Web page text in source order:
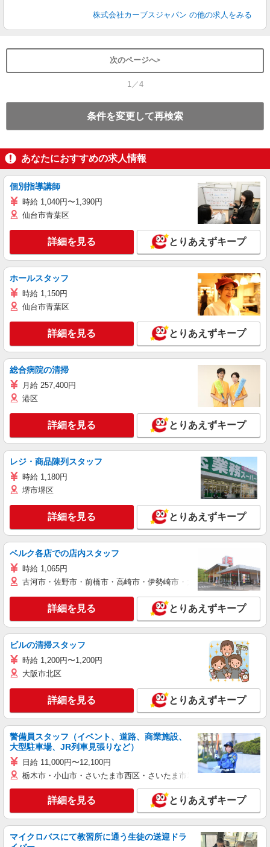
株式会社カーブスジャパン の他の求人をみる
次のページへ
1／4
条件を変更して再検索
あなたにおすすめの求人情報
個別指導講師
時給 1,040円〜1,390円
仙台市青葉区
詳細を見る とりあえずキープ
ホールスタッフ
時給 1,150円
仙台市青葉区
詳細を見る とりあえずキープ
総合病院の清掃
月給 257,400円
港区
詳細を見る とりあえずキープ
レジ・商品陳列スタッフ
時給 1,180円
堺市堺区
詳細を見る とりあえずキープ
ベルク各店での店内スタッフ
時給 1,065円
古河市・佐野市・前橋市・高崎市・伊勢崎市・太田市・館林市・藤
詳細を見る とりあえずキープ
ビルの清掃スタッフ
時給 1,200円〜1,200円
大阪市北区
詳細を見る とりあえずキープ
警備員スタッフ（イベント、道路、商業施設、
大型駐車場、JR列車見張りなど）
日給 11,000円〜12,100円
栃木市・小山市・さいたま市西区・さいたま市岩槻区・久喜市・蓮田
詳細を見る とりあえずキープ
マイクロバスにて教習所に通う生徒の送迎ドラ